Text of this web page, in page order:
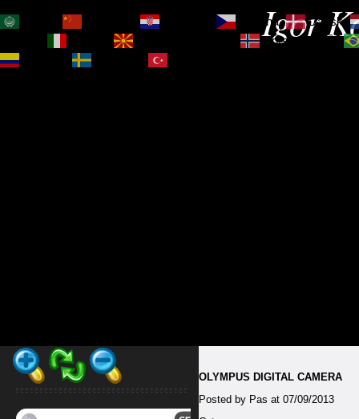
Igor
OLYMPUS DIGITAL CAMERA
Posted by Pas at 07/09/2013
Čeština‎
Dansk
Norsk bokmål